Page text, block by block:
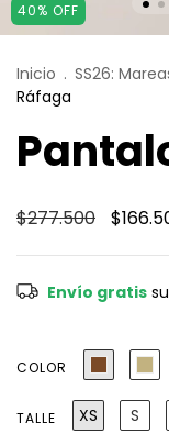
40% OFF
Inicio . SS26:
Ráfaga
$277.500
Envío gratis
COLOR
TALLE XS S